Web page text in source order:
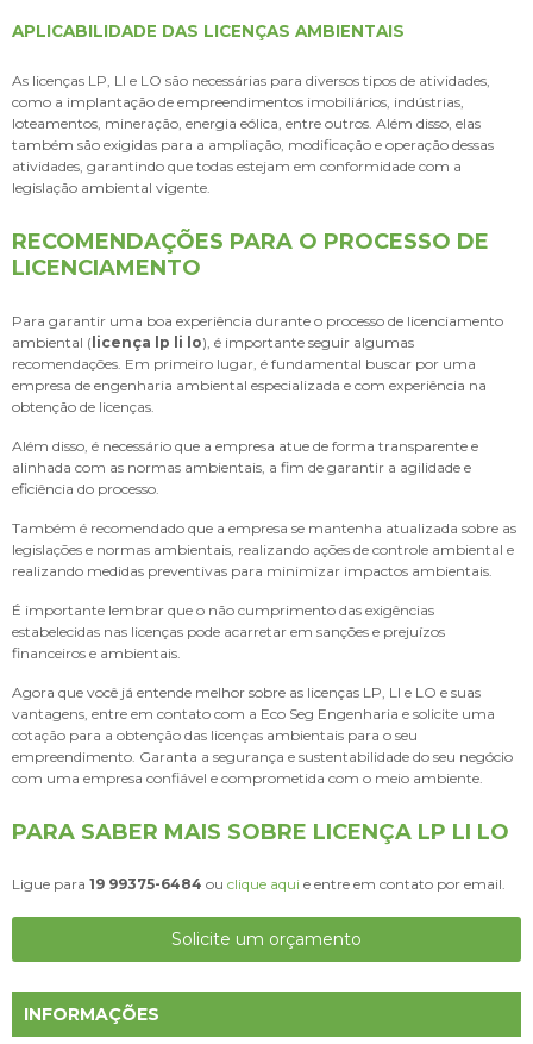
APLICABILIDADE DAS LICENÇAS AMBIENTAIS
As licenças LP, LI e LO são necessárias para diversos tipos de atividades,
como a implantação de empreendimentos imobiliários, indústrias,
loteamentos, mineração, energia eólica, entre outros. Além disso, elas
também são exigidas para a ampliação, modificação e operação dessas
atividades, garantindo que todas estejam em conformidade com a
legislação ambiental vigente.
RECOMENDAÇÕES PARA O PROCESSO DE
LICENCIAMENTO
Para garantir uma boa experiência durante o processo de licenciamento
ambiental ( licença lp li lo), é importante seguir algumas
recomendações. Em primeiro lugar, é fundamental buscar por uma
empresa de engenharia ambiental especializada e com experiência na
obtenção de licenças.
Além disso, é necessário que a empresa atue de forma transparente e
alinhada com as normas ambientais, a fim de garantir a agilidade e
eficiência do processo.
Também é recomendado que a empresa se mantenha atualizada sobre as
legislações e normas ambientais, realizando ações de controle ambiental e
realizando medidas preventivas para minimizar impactos ambientais.
É importante lembrar que o não cumprimento das exigências
estabelecidas nas licenças pode acarretar em sanções e prejuízos
financeiros e ambientais.
Agora que você já entende melhor sobre as licenças LP, LI e LO e suas
vantagens, entre em contato com a Eco Seg Engenharia e solicite uma
cotação para a obtenção das licenças ambientais para o seu
empreendimento. Garanta a segurança e sustentabilidade do seu negócio
com uma empresa confiável e comprometida com o meio ambiente.
PARA SABER MAIS SOBRE LICENÇA LP LI LO
Ligue para 19 99375-6484 ou clique aqui e entre em contato por email.
Solicite um orçamento
INFORMAÇÕES